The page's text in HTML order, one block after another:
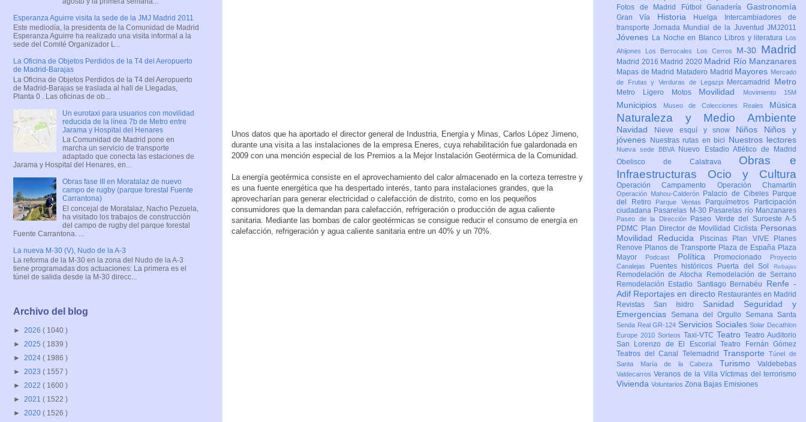
Unos datos que ha aportado el director general de Industria, Energía y Minas, Carlos López Jimeno,
durante una visita a las instalaciones de la empresa Eneres, cuya rehabilitación fue galardonada en
2009 con una mención especial de los Premios a la Mejor Instalación Geotérmica de la Comunidad.
La energía geotérmica consiste en el aprovechamiento del calor almacenado en la corteza terrestre y
es una fuente energética que ha despertado interés, tanto para instalaciones grandes, que la
aprovecharían para generar electricidad o calefacción de distrito, como en los pequeños
consumidores que la demandan para calefacción, refrigeración o producción de agua caliente
sanitaria. Mediante las bombas de calor geotérmicas se consigue reducir el consumo de energía en
calefacción, refrigeración y agua caliente sanitaria entre un 40% y un 70%.
Esperanza Aguirre visita la sede de la JMJ Madrid 2011
Este mediodía, la presidenta de la Comunidad de Madrid
Esperanza Aguirre ha realizado una visita informal a la
sede del Comité Organizador L...
La Oficina de Objetos Perdidos de la T4 del Aeropuerto
de Madrid-Barajas
La Oficina de Objetos Perdidos de la T4 del Aeropuerto
de Madrid-Barajas se traslada al hall de Llegadas,
Planta 0 . Las oficinas de ob...
Un eurotaxi para usuarios con movilidad
reducida de la línea 7b de Metro entre
Jarama y Hospital del Henares
La Comunidad de Madrid pone en
marcha un servicio de transporte
adaptado que conecta las estaciones de
Jarama y Hospital del Henares, en...
Obras fase III en Moratalaz de nuevo
campo de rugby (parque forestal Fuente
Carrantona)
El concejal de Moratalaz, Nacho Pezuela,
ha visitado los trabajos de construcción
del campo de rugby del parque forestal
Fuente Carrantona. ...
La nueva M-30 (V), Nudo de la A-3
La reforma de la M-30 en la zona del Nudo de la A-3
tiene programadas dos actuaciones: La primera es el
túnel de salida desde la M-30 direcc...
Archivo del blog
► 2026 ( 1040 )
► 2025 ( 1839 )
► 2024 ( 1986 )
► 2023 ( 1557 )
► 2022 ( 1600 )
► 2021 ( 1522 )
► 2020 ( 1526 )
Fotos de Madrid
FútbolGanaderíaGastronomía
Gran Vía Historia Huelga
Intercambiadores de
transporte Jornada Mundial de la Juventud JMJ2011
Jóvenes La Noche en Blanco Libros y literatura
Los
Ahijones
Los Berrocales Los Cerros M-30 Madrid
Madrid 2016 Madrid 2020 Madrid Río Manzanares
Mapas de Madrid Matadero Madrid Mayores Mercado
de Frutas y Verduras de Legazpi
Mercamadrid Metro
Metro Ligero Motos Movilidad Movimiento 15M
Municipios Museo de Colecciones Reales Música
Naturaleza y Medio Ambiente
Navidad Nieve esquí y snow Niños Niños y
jóvenes
Nuestras rutas en bici Nuestros lectores
Nueva sede BBVA
Nuevo Estadio Atlético de Madrid
Obelisco de Calatrava Obras e
Infraestructuras Ocio y Cultura
Operación Campamento Operación Chamartín
Operación Mahou-Calderón Palacio de Cibeles Parque
del Retiro
Parque Ventas Parquímetros
Participación
ciudadana Pasarelas M-30 Pasarelas río Manzanares
Paseo de la Dirección
Paseo Verde del Suroeste A-5
PDMC Plan Director de Movilidad Ciclista Personas
Movilidad Reducida
Piscinas Plan VIVE
Planes
Renove Planos de Transporte Plaza de España Plaza
Mayor
Podcast Política Promocionado
Proyecto
Canalejas
Puentes históricos Puerta del Sol Rebajas
Remodelación de Atocha
Remodelación de Serrano
Remodelación Estadio Santiago Bernabéu Renfe -
Adif Reportajes en directo Restaurantes en Madrid
Revistas San Isidro Sanidad Seguridad y
Emergencias Semana del Orgullo Semana Santa
Senda Real GR-124 Servicios SocialesSolar Decathlon
Europe 2010 Sorteos Taxi-VTC Teatro Teatro Auditorio
San Lorenzo de El EscorialTeatro Fernán Gómez
Teatros del Canal Telemadrid TransporteTúnel de
Santa María de la Cabeza Turismo Valdebebas
ValdecarrosVeranos de la VillaVíctimas del terrorismo
Vivienda Voluntarios Zona Bajas Emisiones